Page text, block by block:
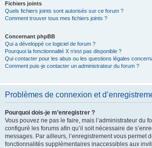
Fichiers joints
Quels fichiers joints sont autorisés sur ce forum ?
Comment trouver tous mes fichiers joints ?
Concernant phpBB
Qui a développé ce logiciel de forum ?
Pourquoi la fonctionnalité X n’est pas disponible ?
Qui contacter pour les abus ou les questions légales
Comment puis-je contacter un administrateur du forum ?
Problèmes de connexion et
Pourquoi dois-je m’enregistrer ?
Vous pouvez ne pas le faire, mais l’administrateur du
configuré les forums afin qu’il soit nécessaire de
messages. Par ailleurs, l’enregistrement vous permet
fonctionnalités supplémentaires inaccessibles aux